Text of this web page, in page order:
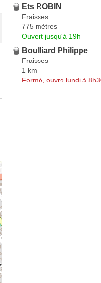
Ets ROBIN
Fraisses
775 mètres
Ouvert jusqu'à 19h
Boulliard Philippe
Fraisses
1 km
Fermé, ouvre lundi à